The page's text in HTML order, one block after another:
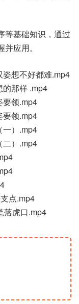
等基础知识，通过
应用。
想不好都难.mp4
那样 .mp4
要领.mp4
要领.mp4
一）.mp4
二）.mp4
点.mp4
落虎口.mp4